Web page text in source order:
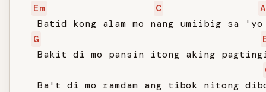
Em
C
   Batid kong alam mo nang umiibig sa 'yo
G
Bakit di mo pansin itong aking
Ba't di mo ramdam ang tibok nitong